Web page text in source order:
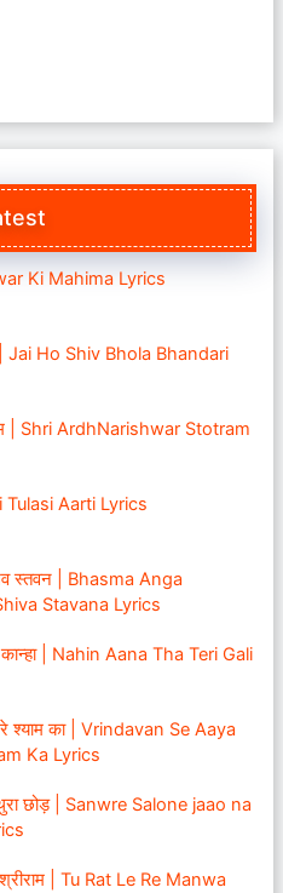
Ki Mahima Lyrics
| Jai Ho Shiv Bhola Bhandari
| Shri ArdhNarishwar Stotram
Tulasi Aarti Lyrics
स्तवन | Bhasma Anga
Stavana Lyrics
कान्हा | Nahin Aana Tha Teri Gali
श्याम का | Vrindavan Se Aaya
Ka Lyrics
छोड़ | Sanwre Salone jaao na
| Tu Rat Le Re Manwa